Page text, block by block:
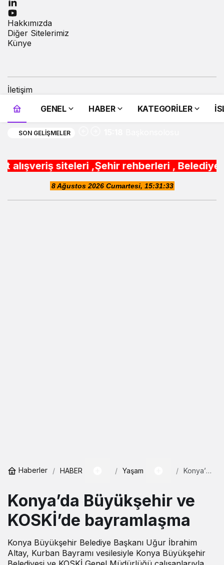
Hakkımızda
Diğer Sitelerimiz
Künye
İletişim
GENEL
HABER KATEGORİLER
SON GELIŞMELER
ABB’den mevsimlik
siteleri ,Şehir rehberleri , Belediye
Haberler HABER Yaşam
Konya’da
KOSKİ’de
Konya’da Büyükşehir ve
KOSKİ’de bayramlaşma
Konya Büyükşehir Belediye Başkanı Uğur İbrahim
Altay, Kurban Bayramı vesilesiyle Konya Büyükşehir